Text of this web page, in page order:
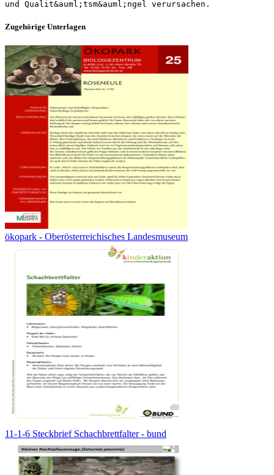
Zugehörige Unterlagen
ökopark - Oberösterreichisches Landesmuseum
11-1-6 Steckbrief Schachbrettfalter - bund